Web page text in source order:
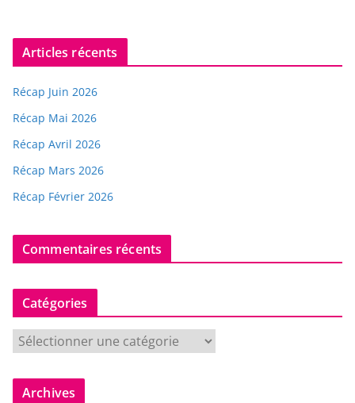
Articles récents
Récap Juin 2026
Récap Mai 2026
Récap Avril 2026
Récap Mars 2026
Récap Février 2026
Commentaires récents
Catégories
t
Archives